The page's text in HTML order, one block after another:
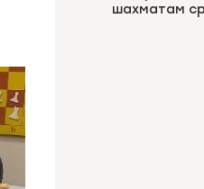
шахматам